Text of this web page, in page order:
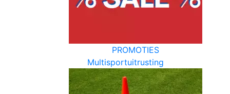
PROMOTIES
Multisportuitrusting